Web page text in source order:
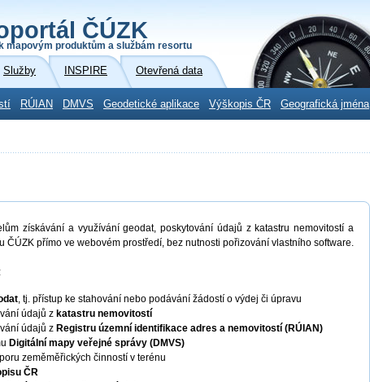
ČÚZK
mapovým produktům a službám resortu
Služby INSPIRE Otevřená data
RÚIAN DMVS Geodetické aplikace Výškopis ČR Geografická jména
získávání a využívání geodat, poskytování údajů z katastru nemovitostí a
ČÚZK přímo ve webovém prostředí, bez nutnosti pořizování vlastního software.
, tj. přístup ke stahování nebo podávání žádostí o výdej či úpravu
údajů z katastru nemovitostí
údajů z Registru územní identifikace adres a nemovitostí (RÚIAN)
Digitální mapy veřejné správy (DMVS)
zeměměřických činností v terénu
ČR